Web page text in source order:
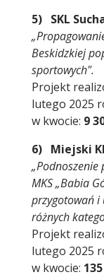
5) SKL
Beskidzkiej
sportowych".
Projekt
lutego 2025
w kwocie: 9
6) Miejski
MKS „Babia
przygotowań i
różnych
Projekt
lutego 2025
w kwocie: